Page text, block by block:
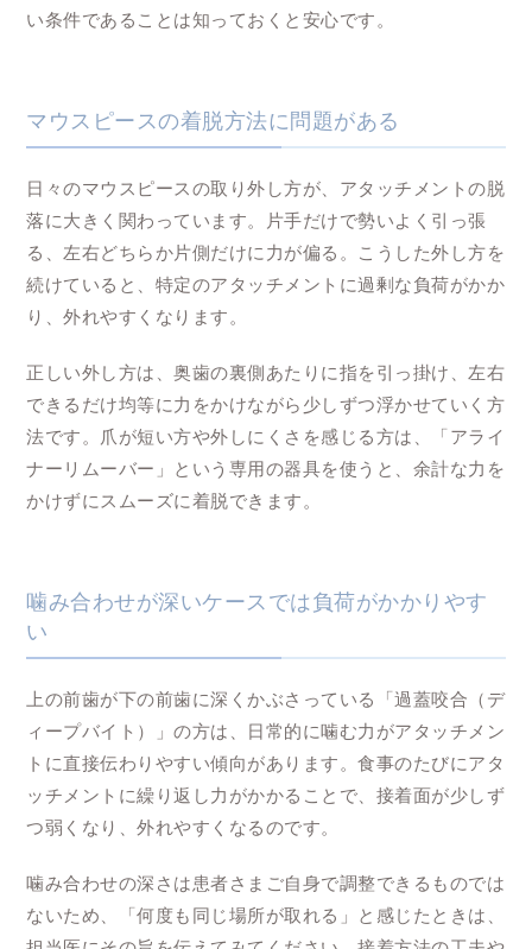
い条件であることは知っておくと安心です。
マウスピースの着脱方法に問題がある
日々のマウスピースの取り外し方が、アタッチメントの脱
落に大きく関わっています。片手だけで勢いよく引っ張
る、左右どちらか片側だけに力が偏る。こうした外し方を
続けていると、特定のアタッチメントに過剰な負荷がかか
り、外れやすくなります。
正しい外し方は、奥歯の裏側あたりに指を引っ掛け、左右
できるだけ均等に力をかけながら少しずつ浮かせていく方
法です。爪が短い方や外しにくさを感じる方は、「アライ
ナーリムーバー」という専用の器具を使うと、余計な力を
かけずにスムーズに着脱できます。
噛み合わせが深いケースでは負荷がかかりやす
い
上の前歯が下の前歯に深くかぶさっている「過蓋咬合（デ
ィープバイト）」の方は、日常的に噛む力がアタッチメン
トに直接伝わりやすい傾向があります。食事のたびにアタ
ッチメントに繰り返し力がかかることで、接着面が少しず
つ弱くなり、外れやすくなるのです。
噛み合わせの深さは患者さまご自身で調整できるものでは
ないため、「何度も同じ場所が取れる」と感じたときは、